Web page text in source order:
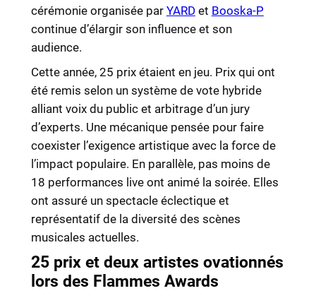
cérémonie organisée par YARDet Booska-P
continue d’élargir son influence et son
audience.
Cette année, 25 prix étaient en jeu. Prix qui ont
été remis selon un système de vote hybride
alliant voix du public et arbitrage d’un jury
d’experts. Une mécanique pensée pour faire
coexister l’exigence artistique avec la force de
l’impact populaire. En parallèle, pas moins de
18 performances live ont animé la soirée. Elles
ont assuré un spectacle éclectique et
représentatif de la diversité des scènes
musicales actuelles.
25 prix et deux artistes ovationnés
lors des Flammes Awards